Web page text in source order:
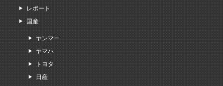
レポート
国産
ヤンマー
ヤマハ
トヨタ
日産